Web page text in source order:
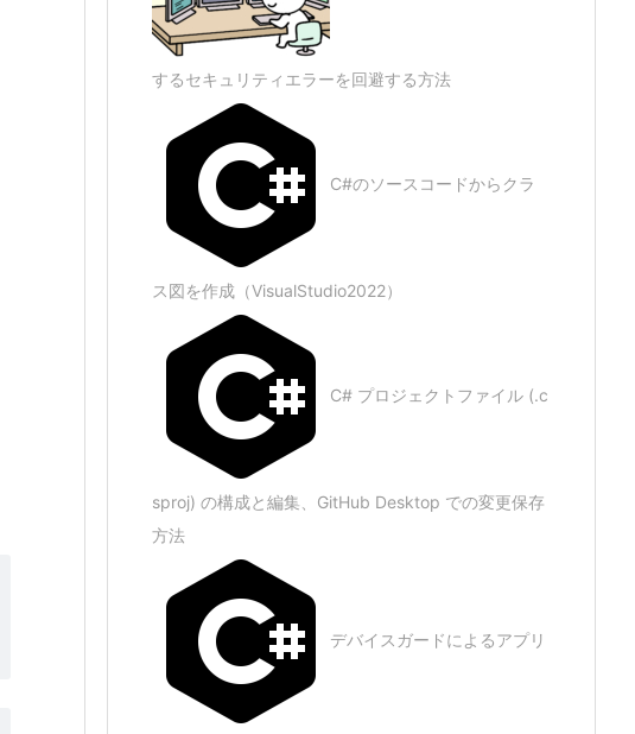
するセキュリティエラーを回避する方法
C#のソースコードからクラ
ス図を作成（VisualStudio2022）
C# プロジェクトファイル (.c
sproj) の構成と編集、GitHub Desktop での変更保存
方法
デバイスガードによるアプリ